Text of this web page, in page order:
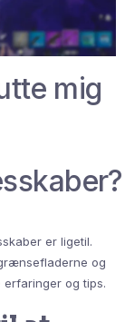
mig
er ligetil.
og
erfaringer og tips.